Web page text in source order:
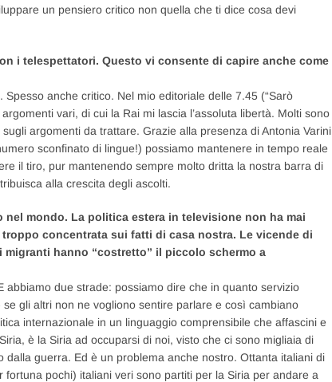
un pensiero critico non quella che ti dice cosa devi
i telespettatori. Questo vi consente di capire anche come
anche critico. Nel mio editoriale delle 7.45 (“Sarò
vari, di cui la Rai mi lascia l’assoluta libertà. Molti sono
argomenti da trattare. Grazie alla presenza di Antonia Varini
sconfinato di lingue!) possiamo mantenere in tempo reale
il tiro, pur mantenendo sempre molto dritta la nostra barra di
alla crescita degli ascolti.
mondo. La politica estera in televisione non ha mai
concentrata sui fatti di casa nostra. Le vicende di
hanno “costretto” il piccolo schermo a
abbiamo due strade: possiamo dire che in quanto servizio
gli altri non ne vogliono sentire parlare e così cambiano
internazionale in un linguaggio comprensibile che affascini e
è la Siria ad occuparsi di noi, visto che ci sono migliaia di
guerra. Ed è un problema anche nostro. Ottanta italiani di
pochi) italiani veri sono partiti per la Siria per andare a